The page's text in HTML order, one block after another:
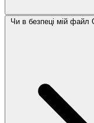
Чи в безпеці мій файл